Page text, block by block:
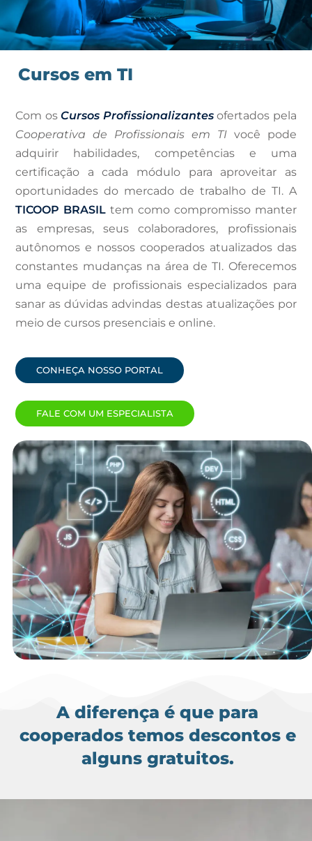
área demandam modernização/adaptação
das organizações e a qualificação dos
Saiba mais
Cursos em TI
Com os Cursos Profissionalizantesofertados pela
Cooperativa de Profissionais em TIvocê pode
adquirir habilidades, competências e uma
certificação a cada módulo para aproveitar as
oportunidades do mercado de trabalho de TI. A
TICOOP BRASIL tem como compromisso manter
as empresas, seus colaboradores, profissionais
autônomos e nossos cooperados atualizados das
constantes mudanças na área de TI. Oferecemos
uma equipe de profissionais especializados para
sanar as dúvidas advindas destas atualizações por
meio de cursos presenciais e online.
CONHEÇA NOSSO PORTAL
FALE COM UM ESPECIALISTA
A diferença é que para
cooperados temos descontos e
alguns gratuitos.